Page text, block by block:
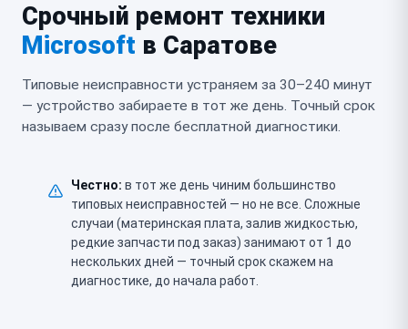
Срочный ремонт техники
Microsoft в Саратове
Типовые неисправности устраняем за 30–240 минут
— устройство забираете в тот же день. Точный срок
называем сразу после бесплатной диагностики.
Честно: в тот же день чиним большинство
типовых неисправностей — но не все. Сложные
случаи (материнская плата, залив жидкостью,
редкие запчасти под заказ) занимают от 1 до
нескольких дней — точный срок скажем на
диагностике, до начала работ.